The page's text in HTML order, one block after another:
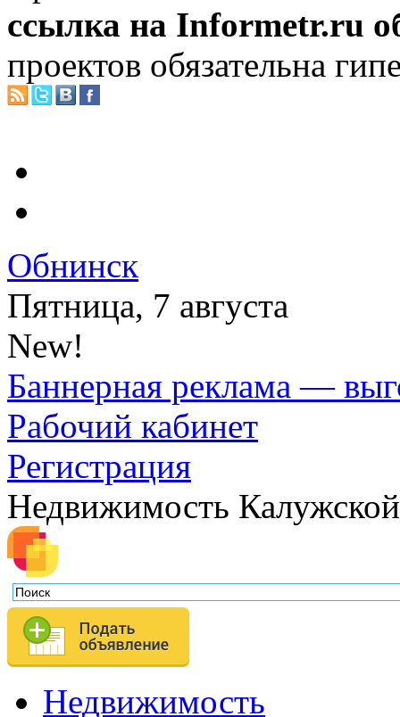
ссылка на Informetr.ru
проектов обязательна
Обнинск
Пятница, 7 августа
New!
Баннерная реклама —
Рабочий кабинет
Регистрация
Недвижимость
Недвижимость